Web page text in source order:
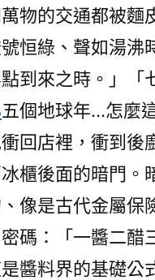
萬物的交通都被麵
恒綠、聲如湯沸
到來之時。」「
五個地球年…怎麼
回店裡，衝到後
櫃後面的暗門。
像是古代金屬保
碼：「一醬二醋
醬料界的基礎公